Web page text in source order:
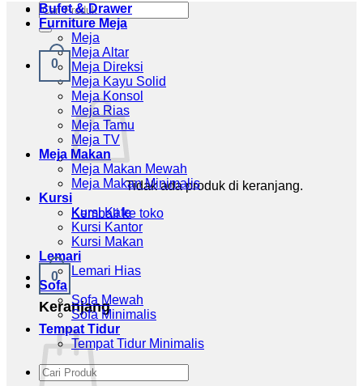
Pencarian
untuk:
0
Tidak ada produk di keranjang.
Kembali ke toko
0
Keranjang
Bufet & Drawer
Furniture Meja
Meja
Meja Altar
Meja Direksi
Meja Kayu Solid
Meja Konsol
Meja Rias
Meja Tamu
Meja TV
Meja Makan
Meja Makan Mewah
Meja Makan Minimalis
Kursi
Kursi Kafe
Kursi Kantor
Kursi Makan
Lemari
Lemari Hias
Sofa
Sofa Mewah
Sofa Minimalis
Tempat Tidur
Tempat Tidur Minimalis
Pencarian